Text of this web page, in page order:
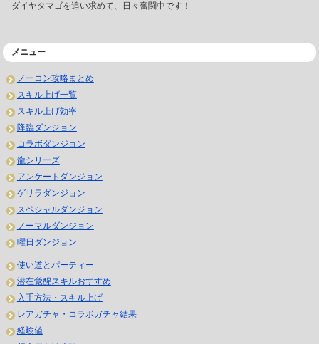
ダイヤタマゴを追い求めて、日々奮闘中です！
メニュー
ノーコン攻略まとめ
スキル上げ一覧
スキル上げ効率
降臨ダンジョン
コラボダンジョン
龍シリーズ
アンケートダンジョン
ゲリラダンジョン
スペシャルダンジョン
ノーマルダンジョン
曜日ダンジョン
使い道とパーティー
潜在覚醒スキルおすすめ
入手方法・スキル上げ
レアガチャ・コラボガチャ結果
経験値